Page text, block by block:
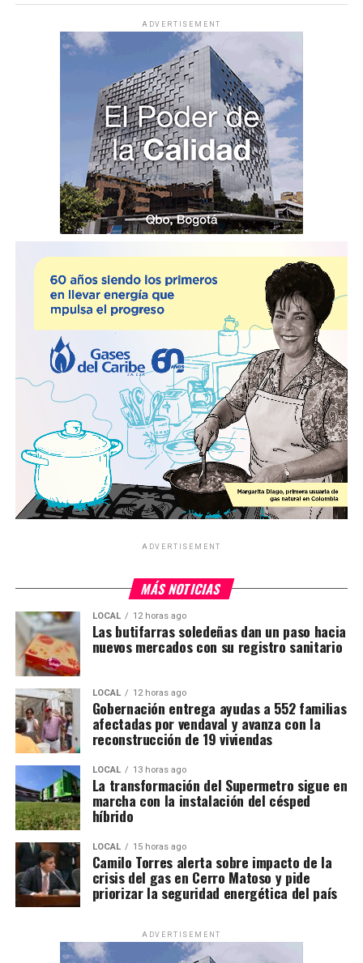
ADVERTISEMENT
ADVERTISEMENT
MÁS NOTICIAS
LOCAL 12 horas ago
Las butifarras soledeñas dan un paso hacia
nuevos mercados con su registro sanitario
LOCAL 12 horas ago
Gobernación entrega ayudas a 552 familias
afectadas por vendaval y avanza con la
reconstrucción de 19 viviendas
LOCAL 13 horas ago
La transformación del Supermetro sigue en
marcha con la instalación del césped
híbrido
LOCAL 15 horas ago
Camilo Torres alerta sobre impacto de la
crisis del gas en Cerro Matoso y pide
priorizar la seguridad energética del país
ADVERTISEMENT